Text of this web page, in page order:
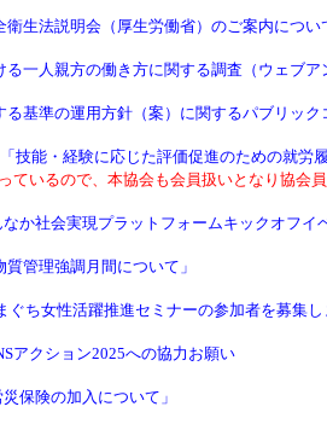
衛生法説明会（厚生労働省）のご案内につい
る一人親方の働き方に関する調査（ウェブ
る基準の運用方針（案）に関するパブリッ
技能・経験に応じた評価促進のための就労
いるので、本協会も会員扱いとなり協会
か社会実現プラットフォームキックオフ
管理強調月間について」
ぐち女性活躍推進セミナーの参加者を募集
アクション2025への協力お願い
保険の加入について」